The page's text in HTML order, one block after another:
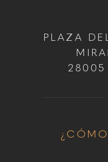
PLAZA
28005